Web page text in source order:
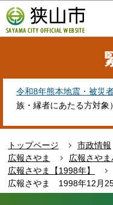
の
ペ
す
令和8年熊本地震・被災
族・縁者にあたる方対象）
トップページ 市政情報
広報さやま
広報さや
広報さやま【1998年】
広報さやま 1998年12月